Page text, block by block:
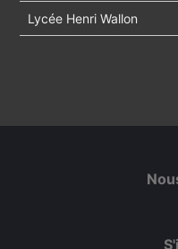
Lycée Henri Wallon